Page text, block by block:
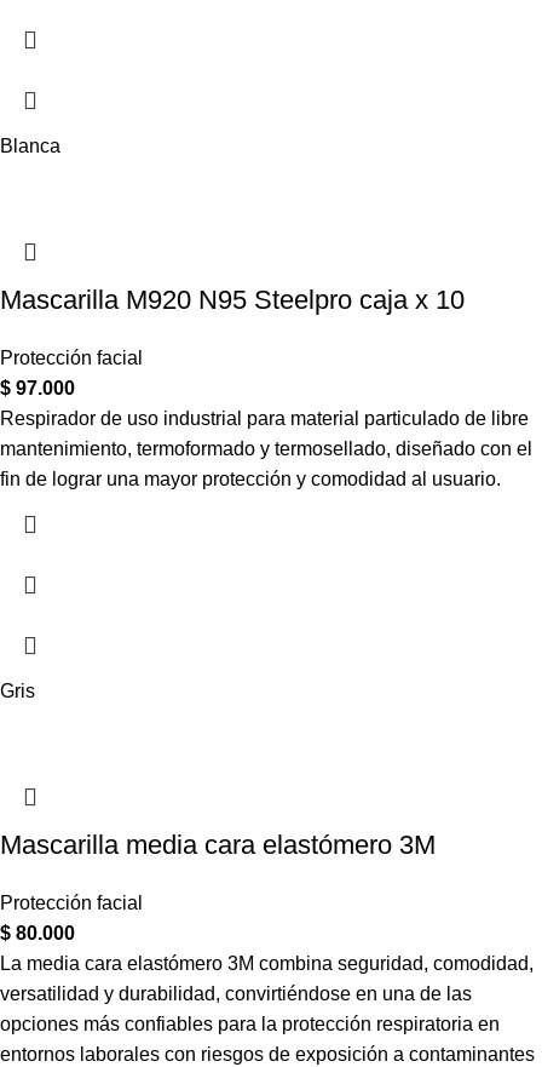
Blanca
Mascarilla M920 N95 Steelpro caja x 10
Protección facial
$ 97.000
Respirador de uso industrial para material particulado de libre
mantenimiento, termoformado y termosellado, diseñado con el
fin de lograr una mayor protección y comodidad al usuario.
Gris
Mascarilla media cara elastómero 3M
Protección facial
$ 80.000
La media cara elastómero 3M combina seguridad, comodidad,
versatilidad y durabilidad, convirtiéndose en una de las
opciones más confiables para la protección respiratoria en
entornos laborales con riesgos de exposición a contaminantes